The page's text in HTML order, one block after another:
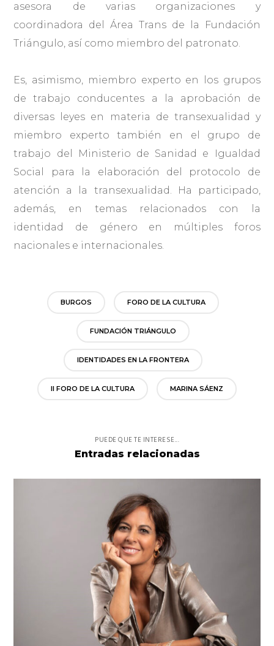
asesora de varias organizaciones y
coordinadora del Área Trans de la Fundación
Triángulo, así como miembro del patronato.
Es, asimismo, miembro experto en los grupos
de trabajo conducentes a la aprobación de
diversas leyes en materia de transexualidad y
miembro experto también en el grupo de
trabajo del Ministerio de Sanidad e Igualdad
Social para la elaboración del protocolo de
atención a la transexualidad. Ha participado,
además, en temas relacionados con la
identidad de género en múltiples foros
nacionales e internacionales.
BURGOS FORO DE LA CULTURA
FUNDACIÓN TRIÁNGULO
IDENTIDADES EN LA FRONTERA
II FORO DE LA CULTURA MARINA SÁENZ
PUEDE QUE TE INTERESE...
Entradas relacionadas